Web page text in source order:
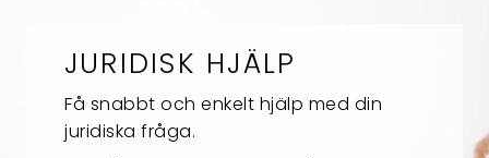
JURIDISK HJÄLP
Få snabbt och enkelt hjälp med din
juridiska fråga.